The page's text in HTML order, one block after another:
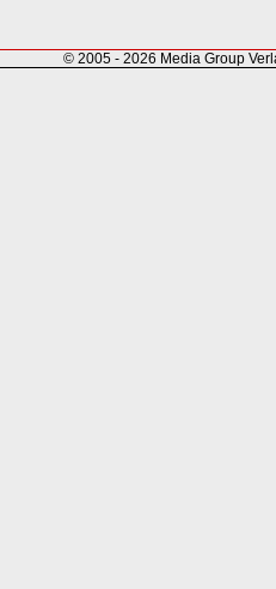
© 2005 - 2026 Media Group